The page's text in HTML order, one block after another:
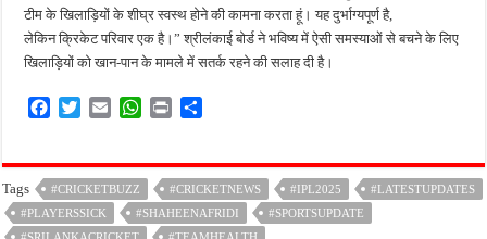
टीम के खिलाड़ियों के शीघ्र स्वस्थ होने की कामना करता हूं। यह दुर्भाग्यपूर्ण है,
लेकिन क्रिकेट परिवार एक है।” श्रीलंकाई बोर्ड ने भविष्य में ऐसी समस्याओं से बचने के लिए
खिलाड़ियों को खान-पान के मामले में सतर्क रहने की सलाह दी है।
e
b
o
t
t
e
i
l
W
t
A
n
t
r
e
Tags #CRICKETBUZZ #CRICKETNEWS #IPL2025
#LATESTUPDATES
#PLAYERSSICK
#SHAHEENAFRIDI
#SPORTSUPDATE